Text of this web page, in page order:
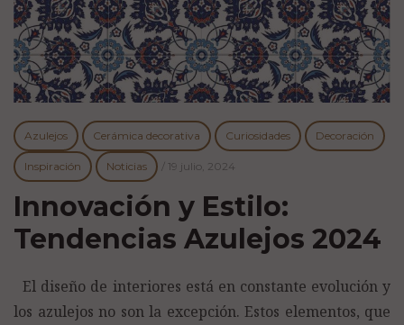
Azulejos Cerámica decorativa Curiosidades Decoración
Inspiración Noticias / 19 julio, 2024
Innovación y Estilo:
Tendencias Azulejos 2024
El diseño de interiores está en constante evolución y
los azulejos no son la excepción. Estos elementos, que